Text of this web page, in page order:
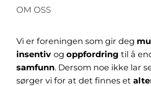
OM OSS
Vi er foreningen som gir deg
insentiv og oppfordring til å
samfunn. Dersom noe ikke lar
sørger vi for at det finnes et